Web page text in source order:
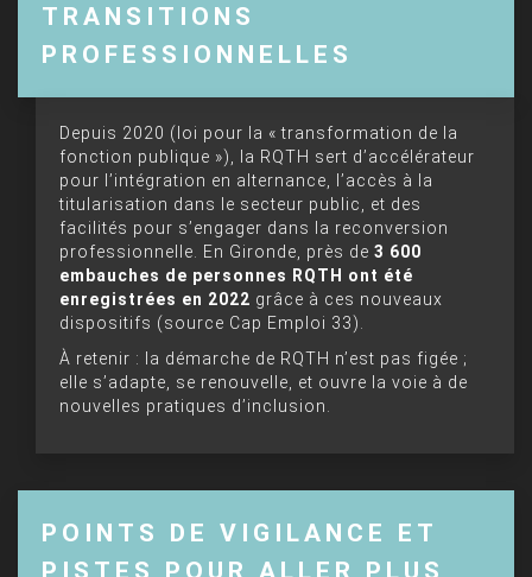
TRANSITIONS
PROFESSIONNELLES
Depuis 2020 (loi pour la « transformation de la
fonction publique »), la RQTH sert d’accélérateur
pour l’intégration en alternance, l’accès à la
titularisation dans le secteur public, et des
facilités pour s’engager dans la reconversion
professionnelle. En Gironde, près de 3 600
embauches de personnes RQTH ont été
enregistrées en 2022 grâce à ces nouveaux
dispositifs (source Cap Emploi 33).
À retenir : la démarche de RQTH n’est pas figée ;
elle s’adapte, se renouvelle, et ouvre la voie à de
nouvelles pratiques d’inclusion.
POINTS DE VIGILANCE ET
PISTES POUR ALLER PLUS